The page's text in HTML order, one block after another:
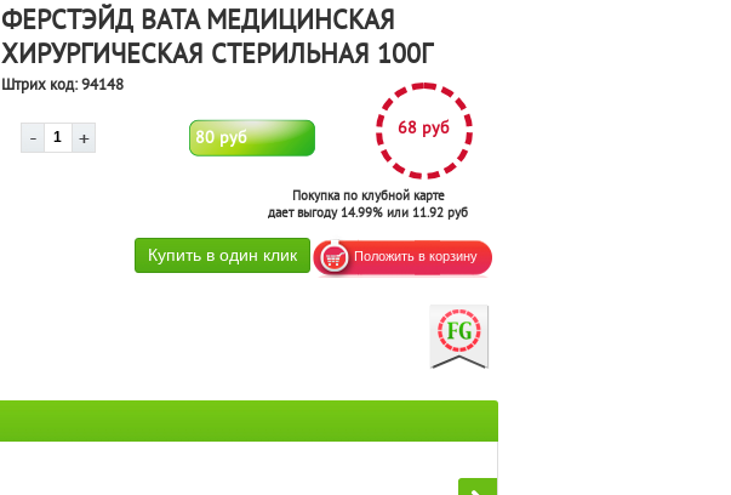
ФЕРСТЭЙД ВАТА МЕДИЦИНСКАЯ
ХИРУРГИЧЕСКАЯ СТЕРИЛЬНАЯ 100Г
Штрих код:94148
80 руб 68 руб
Покупка по клубной карте
дает выгоду 14.99% или 11.92 руб